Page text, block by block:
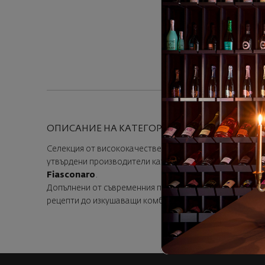
ОПИСАНИЕ НА КАТЕГОРИЯТА
Селекция от висококачествени панетоне и козунаци,
утвърдени производители катоFiasconaroиVergani ,
Fiasconaro .
Допълнени от съвременния прочит на българския
рецепти до изкушаващи комбинации с шоколад, ядки,